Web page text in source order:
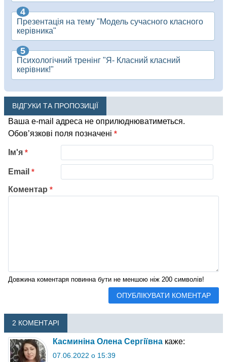
Презентація на тему "Модель сучасного класного
керівника"
Психологічний тренінг "Я- Класний класний
керівник!"
ВІДГУКИ ТА ПРОПОЗИЦІЇ
Ваша e-mail адреса не оприлюднюватиметься.
Обов’язкові поля позначені *
Коментар *
Довжина коментаря повинна бути не меншою ніж 200 символів!
Ім'я *
Email *
2 КОМЕНТАРІ
Касминіна Олена Сергіївна каже:
07.06.2022 о 15:39